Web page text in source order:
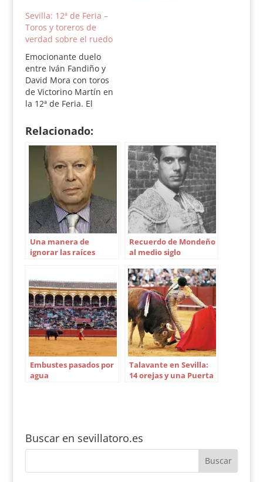
Sevilla: 12ª de Feria –
Toros y toreros de
verdad sobre el ruedo
Emocionante duelo
entre Iván Fandiño y
David Mora con toros
de Victorino Martín en
la 12ª de Feria. El
cortó una oreja y
debió cortar otra en el
quinto. Mora,
voluntarioso. Plaza de
la Maestranza.
Martes, 24 de abril de
2012. Duodécima de
feria. Tres cuartos
de…
Relacionado:
Una manera de
ignorar las raíces
Recuerdo de Mondeño
al medio siglo
Embustes pasados por
agua
Talavante en Sevilla:
14 orejas y una Puerta
Buscar en sevillatoro.es